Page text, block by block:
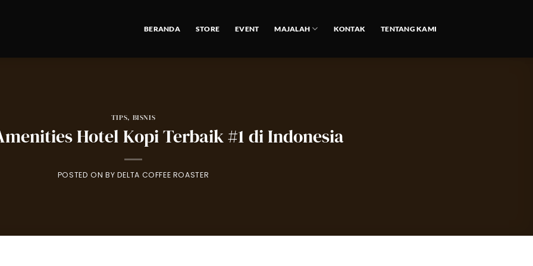
BERANDA STORE EVENT MAJALAH KONTAK TENTANG KAMI
TIPS, BISNIS
Hotel Kopi Terbaik #1 di Indonesia
POSTED ON BY DELTA COFFEE ROASTER